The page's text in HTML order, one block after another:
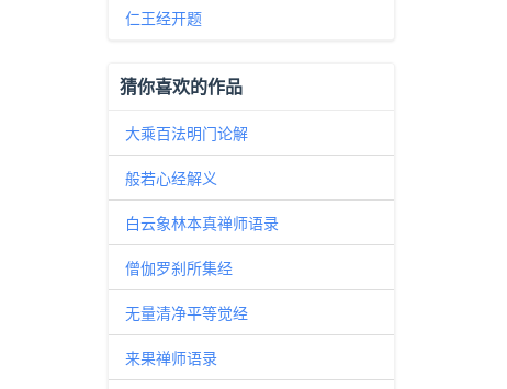
仁王经开题
猜你喜欢的作品
大乘百法明门论解
般若心经解义
白云象林本真禅师语录
僧伽罗刹所集经
无量清净平等觉经
来果禅师语录